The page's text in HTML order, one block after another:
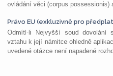
ovládání věci (corpus possessionis)
Právo EU (exkluzivně pro
Odmítl-li Nejvyšší soud dovolání
vztahu k její námitce ohledně
uvedené otázce není napadené